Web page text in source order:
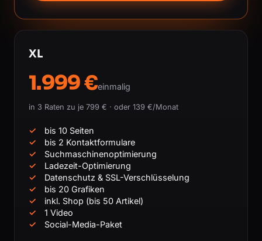
XL
1.999 €einmalig
in 3 Raten zu je 799 € · oder 139 €/Monat
bis 10 Seiten
bis 2 Kontaktformulare
Suchmaschinenoptimierung
Ladezeit-Optimierung
Datenschutz & SSL-Verschlüsselung
bis 20 Grafiken
inkl. Shop (bis 50 Artikel)
1 Video
Social-Media-Paket